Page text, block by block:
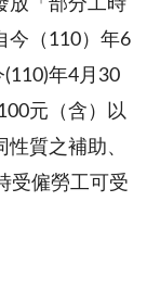
放「部分工時
今（ 110）年6
(110)年4月 30
元（含）以
質之補助、
受僱勞工可受